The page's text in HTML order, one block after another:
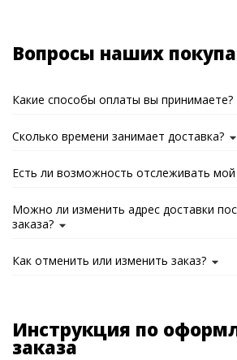
Вопросы наших
Какие способы оплаты вы принимаете?
Сколько времени занимает доставка?
Есть ли возможность отслеживать мой
Можно ли изменить адрес доставки
заказа?
Как отменить или изменить заказ?
Инструкция по
заказа